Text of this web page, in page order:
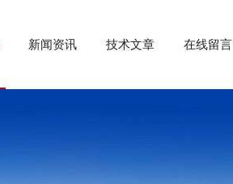
新闻资讯 技术文章 在线留言